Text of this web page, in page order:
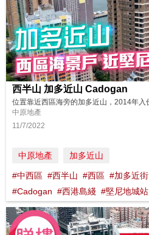
西半山 加多近山 Cadogan
中原地產
11/7/2022
中原地產 加多近山
#中西區 #西半山 #西區 #加多近街
#Cadogan #西港島綫 #堅尼地城站